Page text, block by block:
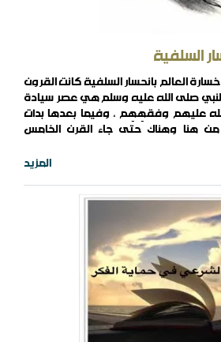
السلفية
العالم بانحسار السلفية كانت القرون
النبي صلى الله عليه وسلم هي عصر سيادة
عليهم وفقهِهِم ، وفيما بعدها بدأت
هنا وهناك حتى جاء القرن الخامس
ألب أرسلان وابنه ملك شاه ووزيرهما نظام الملك [تـ٤٨٥] ففي ذلك
المزيد